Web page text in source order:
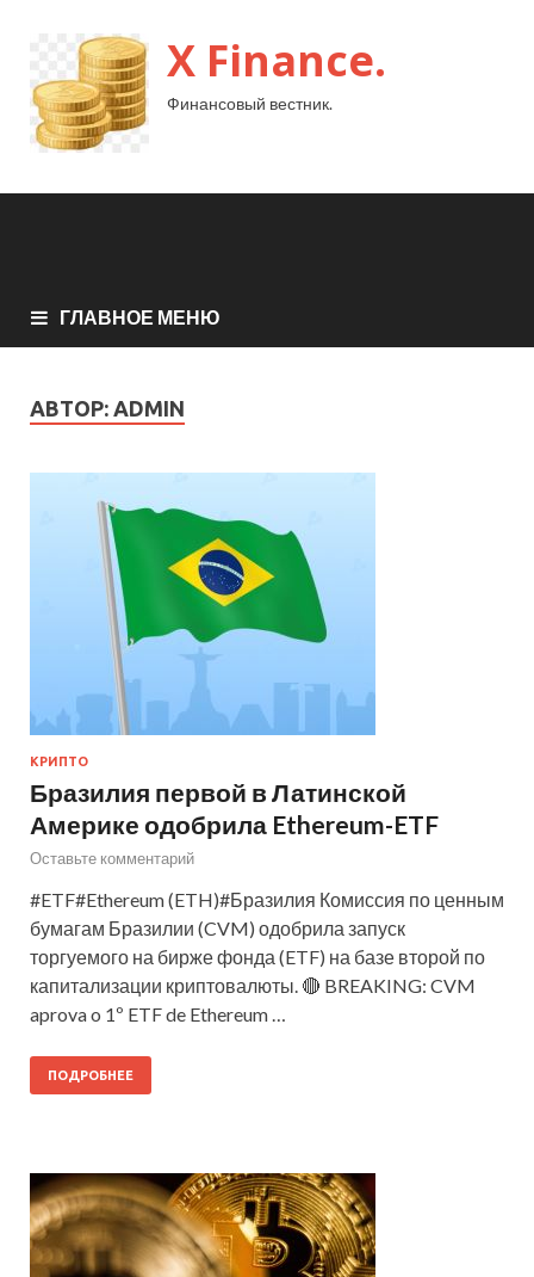
X Finance.
Финансовый вестник.
ГЛАВНОЕ МЕНЮ
АВТОР: ADMIN
КРИПТО
Бразилия первой в Латинской
Америке одобрила Ethereum-ETF
Оставьте комментарий
#ETF#Ethereum (ETH)#Бразилия Комиссия по ценным
бумагам Бразилии (CVM) одобрила запуск
торгуемого на бирже фонда (ETF) на базе второй по
капитализации криптовалюты. 🔴 BREAKING: CVM
aprova o 1º ETF de Ethereum …
ПОДРОБНЕЕ